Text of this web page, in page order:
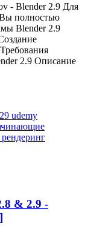
- Blender 2.9 Для
полностью
Blender 2.9
2.9 Описание
udemy
рендеринг
& 2.9 -